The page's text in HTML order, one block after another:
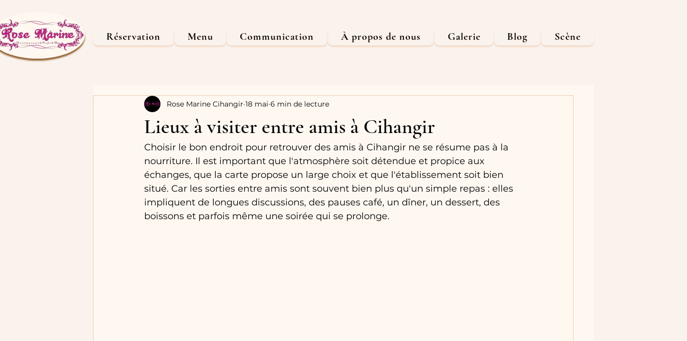
Réservation Menu Communication À propos de nous Galerie Blog Scène
Lieux à visiter entre amis à Cihangir
Rose Marine Cihangir 18 mai 6 min de lecture
Choisir le bon endroit pour retrouver des amis à Cihangir ne se résume pas à la
nourriture. Il est important que l'atmosphère soit détendue et propice aux
échanges, que la carte propose un large choix et que l'établissement soit bien
situé. Car les sorties entre amis sont souvent bien plus qu'un simple repas : elles
impliquent de longues discussions, des pauses café, un dîner, un dessert, des
boissons et parfois même une soirée qui se prolonge.